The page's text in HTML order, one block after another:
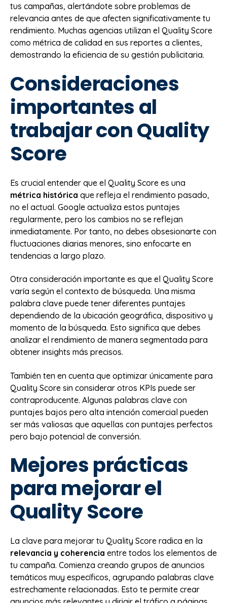
tus campañas, alertándote sobre problemas de
relevancia antes de que afecten significativamente tu
rendimiento. Muchas agencias utilizan el Quality Score
como métrica de calidad en sus reportes a clientes,
demostrando la eficiencia de su gestión publicitaria.
Consideraciones
importantes al
trabajar con Quality
Score
Es crucial entender que el Quality Score es una
métrica histórica que refleja el rendimiento pasado,
no el actual. Google actualiza estos puntajes
regularmente, pero los cambios no se reflejan
inmediatamente. Por tanto, no debes obsesionarte con
fluctuaciones diarias menores, sino enfocarte en
tendencias a largo plazo.
Otra consideración importante es que el Quality Score
varía según el contexto de búsqueda. Una misma
palabra clave puede tener diferentes puntajes
dependiendo de la ubicación geográfica, dispositivo y
momento de la búsqueda. Esto significa que debes
analizar el rendimiento de manera segmentada para
obtener insights más precisos.
También ten en cuenta que optimizar únicamente para
Quality Score sin considerar otros KPIs puede ser
contraproducente. Algunas palabras clave con
puntajes bajos pero alta intención comercial pueden
ser más valiosas que aquellas con puntajes perfectos
pero bajo potencial de conversión.
Mejores prácticas
para mejorar el
Quality Score
La clave para mejorar tu Quality Score radica en la
relevancia y coherencia entre todos los elementos de
tu campaña. Comienza creando grupos de anuncios
temáticos muy específicos, agrupando palabras clave
estrechamente relacionadas. Esto te permite crear